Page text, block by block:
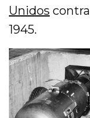
Unidos contra
1945.